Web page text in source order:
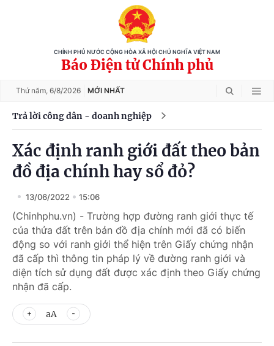
CHÍNH PHỦ NƯỚC CỘNG HÒA XÃ HỘI CHỦ NGHĨA VIỆT NAM
Báo Điện tử Chính phủ
Thứ năm, 6/8/2026 MỚI NHẤT
Trả lời công dân - doanh nghiệp
Xác định ranh giới đất theo bản
đồ địa chính hay sổ đỏ?
13/06/2022 15:06
(Chinhphu.vn) - Trường hợp đường ranh giới thực tế
của thửa đất trên bản đồ địa chính mới đã có biến
động so với ranh giới thể hiện trên Giấy chứng nhận
đã cấp thì thông tin pháp lý về đường ranh giới và
diện tích sử dụng đất được xác định theo Giấy chứng
nhận đã cấp.
aA